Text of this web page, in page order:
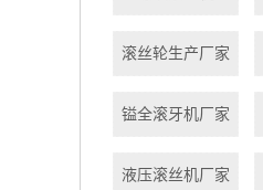
滚丝轮生产厂家
镒全滚牙机厂家
液压滚丝机厂家